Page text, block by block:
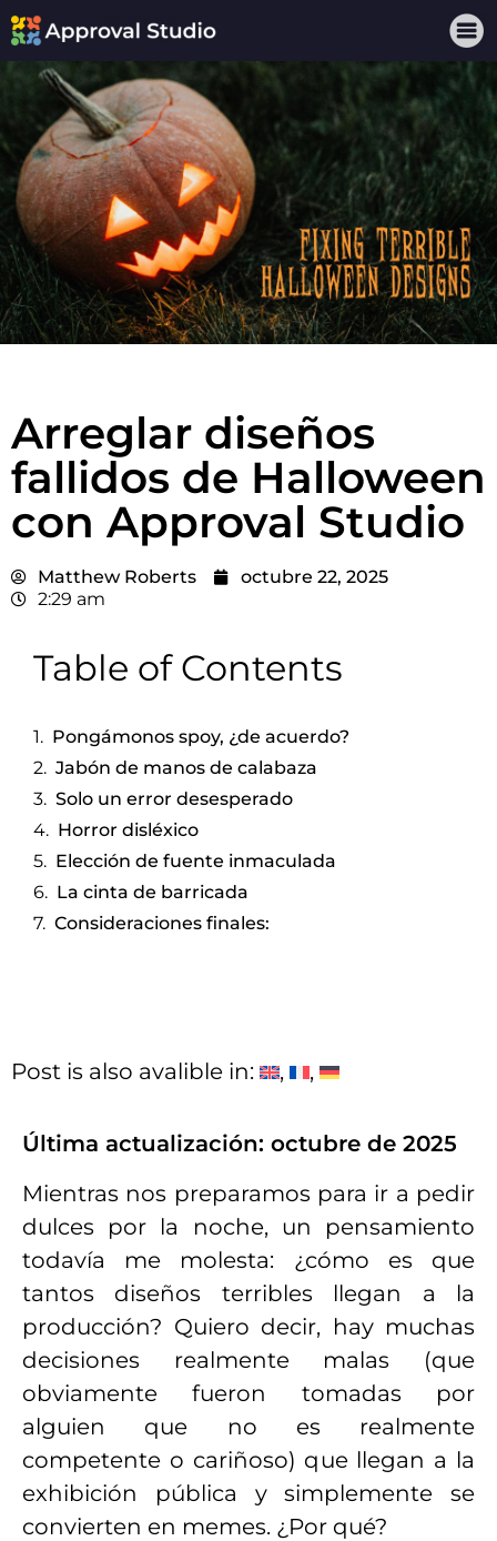
Arreglar diseños
fallidos de Halloween
con Approval Studio
Matthew Roberts
octubre 22, 2025
2:29 am
Table of Contents
Pongámonos spoy, ¿de acuerdo?
Jabón de manos de calabaza
Solo un error desesperado
Horror disléxico
Elección de fuente inmaculada
La cinta de barricada
Consideraciones finales:
Post is also avalible in:
Última actualización: octubre de 2025
Mientras nos preparamos para ir a pedir
dulces por la noche, un pensamiento
todavía me molesta: ¿cómo es que
tantos diseños terribles llegan a la
producción? Quiero decir, hay muchas
decisiones realmente malas (que
obviamente fueron tomadas por
alguien que no es realmente
competente o cariñoso) que llegan a la
exhibición pública y simplemente se
convierten en memes. ¿Por qué?